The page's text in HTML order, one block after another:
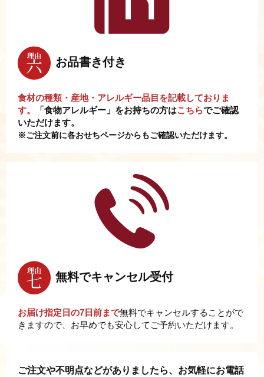
お品書き付き
食材の種類・産地・アレルギー品目を記載しておりま
す。
「食物アレルギー」をお持ちの方はこちらでご確認
いただけます。
※ご注文前に各おせちページからもご確認いただけます。
無料でキャンセル受付
お届け指定日の7日前まで無料でキャンセルすることがで
きますので、お早めでも安心してご予約いただけます。
ご注文や不明点などがありましたら、お気軽にお電話